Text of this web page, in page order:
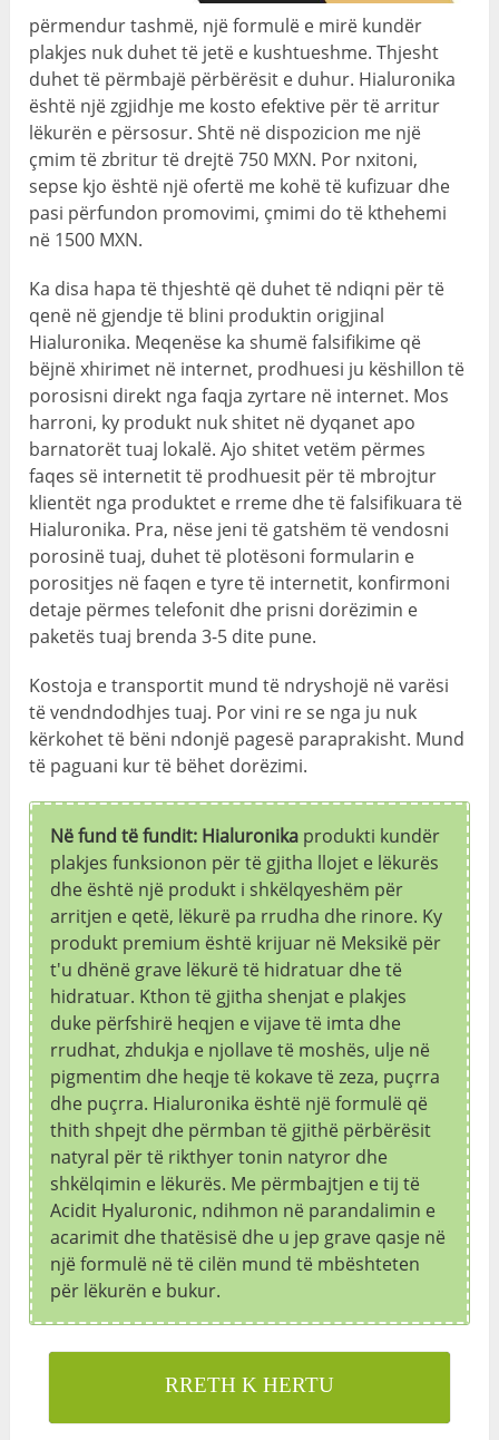
përmendur tashmë, një formulë e mirë kundër
plakjes nuk duhet të jetë e kushtueshme. Thjesht
duhet të përmbajë përbërësit e duhur. Hialuronika
është një zgjidhje me kosto efektive për të arritur
lëkurën e përsosur. Shtë në dispozicion me një
çmim të zbritur të drejtë 750 MXN. Por nxitoni,
sepse kjo është një ofertë me kohë të kufizuar dhe
pasi përfundon promovimi, çmimi do të kthehemi
në 1500 MXN.
Ka disa hapa të thjeshtë që duhet të ndiqni për të
qenë në gjendje të blini produktin origjinal
Hialuronika. Meqenëse ka shumë falsifikime që
bëjnë xhirimet në internet, prodhuesi ju këshillon të
porosisni direkt nga faqja zyrtare në internet. Mos
harroni, ky produkt nuk shitet në dyqanet apo
barnatorët tuaj lokalë. Ajo shitet vetëm përmes
faqes së internetit të prodhuesit për të mbrojtur
klientët nga produktet e rreme dhe të falsifikuara të
Hialuronika. Pra, nëse jeni të gatshëm të vendosni
porosinë tuaj, duhet të plotësoni formularin e
porositjes në faqen e tyre të internetit, konfirmoni
detaje përmes telefonit dhe prisni dorëzimin e
paketës tuaj brenda 3-5 dite pune.
Kostoja e transportit mund të ndryshojë në varësi
të vendndodhjes tuaj. Por vini re se nga ju nuk
kërkohet të bëni ndonjë pagesë paraprakisht. Mund
të paguani kur të bëhet dorëzimi.
Në fund të fundit: Hialuronika produkti kundër
plakjes funksionon për të gjitha llojet e lëkurës
dhe është një produkt i shkëlqyeshëm për
arritjen e qetë, lëkurë pa rrudha dhe rinore. Ky
produkt premium është krijuar në Meksikë për
t'u dhënë grave lëkurë të hidratuar dhe të
hidratuar. Kthon të gjitha shenjat e plakjes
duke përfshirë heqjen e vijave të imta dhe
rrudhat, zhdukja e njollave të moshës, ulje në
pigmentim dhe heqje të kokave të zeza, puçrra
dhe puçrra. Hialuronika është një formulë që
thith shpejt dhe përmban të gjithë përbërësit
natyral për të rikthyer tonin natyror dhe
shkëlqimin e lëkurës. Me përmbajtjen e tij të
Acidit Hyaluronic, ndihmon në parandalimin e
acarimit dhe thatësisë dhe u jep grave qasje në
një formulë në të cilën mund të mbështeten
për lëkurën e bukur.
RRETH K HERTU